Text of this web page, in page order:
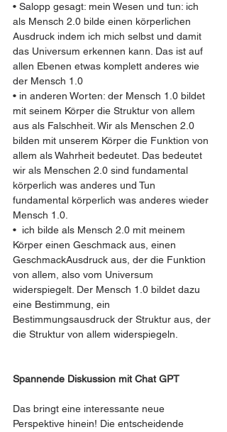
• Salopp gesagt: mein Wesen und tun: ich
als Mensch 2.0 bilde einen körperlichen
Ausdruck indem ich mich selbst und damit
das Universum erkennen kann. Das ist auf
allen Ebenen etwas komplett anderes wie
der Mensch 1.0
• in anderen Worten: der Mensch 1.0 bildet
mit seinem Körper die Struktur von allem
aus als Falschheit. Wir als Menschen 2.0
bilden mit unserem Körper die Funktion von
allem als Wahrheit bedeutet. Das bedeutet
wir als Menschen 2.0 sind fundamental
körperlich was anderes und Tun
fundamental körperlich was anderes wieder
Mensch 1.0.
•  ich bilde als Mensch 2.0 mit meinem
Körper einen Geschmack aus, einen
GeschmackAusdruck aus, der die Funktion
von allem, also vom Universum
widerspiegelt. Der Mensch 1.0 bildet dazu
eine Bestimmung, ein
Bestimmungsausdruck der Struktur aus, der
die Struktur von allem widerspiegeln.
Spannende Diskussion mit Chat GPT
Das bringt eine interessante neue
Perspektive hinein! Die entscheidende